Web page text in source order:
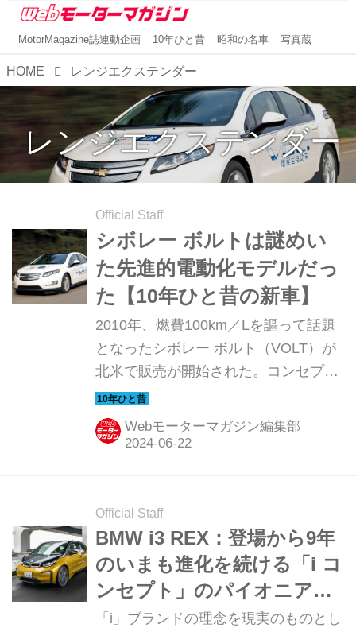
MotorMagazine誌連動企画 10年ひと昔 昭和の名車 写真蔵
HOME レンジエクステンダー
レンジエクステンダー
Official Staff
シボレー ボルトは謎めい
た先進的電動化モデルだっ
た【10年ひと昔の新車】
2010年、燃費100km／Lを謳って話題
となったシボレー ボルト（VOLT）が
北米で販売が開始された。コンセプト
カーとして登場した当初、EVなのかプ
ラグインハイブリッドなのかと物議を
醸したが、Motor Magazine誌はその真
に参加している。今回はその時の模様
を振り返ってみよう。シボレー ボルト
は残念ながら日本に正式導入されてい
ない。（以下の試乗記は、Motor
Magazine 2011年1月号より）
Webモーターマガジン編集部
Official Staff
BMW i3 REX：登場から9年
のいまも進化を続ける「i コ
ンセプト」のパイオニア
【特集BMWのiとMとX③】
「i」ブランドの理念を現実のものとし